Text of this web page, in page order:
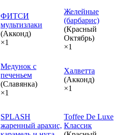
ФИТСИ
мультизлаки
(Акконд)
×1
Желейные
(барбарис)
(Красный
Октябрь)
×1
Медунок с
печеньем
(Славянка)
×1
Халветта
(Акконд)
×1
SPLASH
жаренный арахис,
Toffee De Luxe
Классик